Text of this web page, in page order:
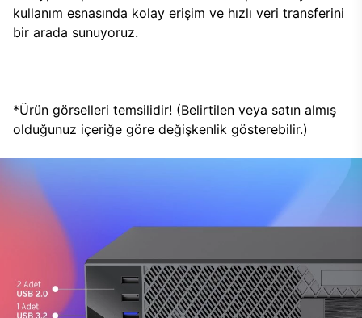
kullanım esnasında kolay erişim ve hızlı veri transferini
bir arada sunuyoruz.
*Ürün görselleri temsilidir! (Belirtilen veya satın almış
olduğunuz içeriğe göre değişkenlik gösterebilir.)